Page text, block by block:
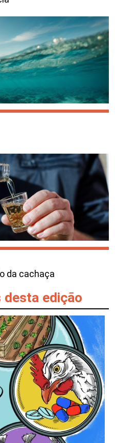
da cachaça
edição